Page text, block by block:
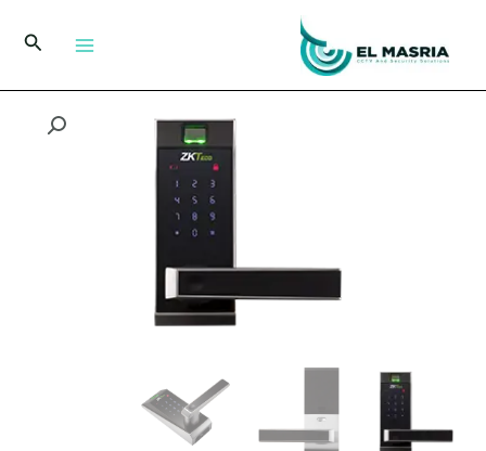
المحتوى
البحث